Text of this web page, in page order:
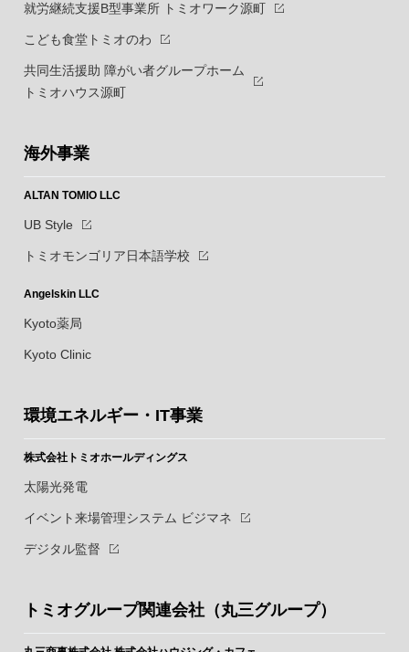
就労継続支援B型事業所 トミオワーク源町
こども食堂トミオのわ
共同生活援助 障がい者グループホーム
トミオハウス源町
海外事業
ALTAN TOMIO LLC
UB Style
トミオモンゴリア日本語学校
Angelskin LLC
Kyoto薬局
Kyoto Clinic
環境エネルギー・IT事業
株式会社トミオホールディングス
太陽光発電
イベント来場管理システム ビジマネ
デジタル監督
トミオグループ関連会社（丸三グループ）